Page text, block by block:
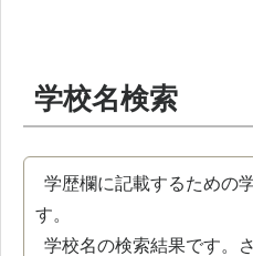
学校名検索
学歴欄に記載するための
す。
学校名の検索結果です。